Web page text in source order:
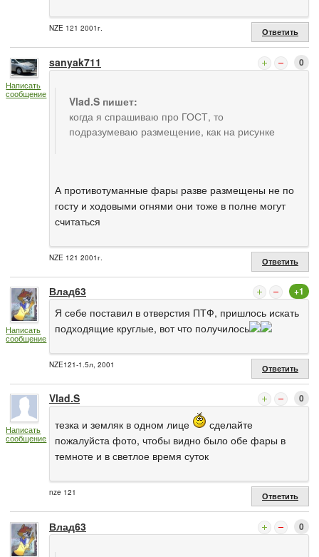
NZE 121 2001г. Ответить
Написать
сообщение
sanyak711 0
Vlad.S пишет:
когда я спрашиваю про ГОСТ, то
подразумеваю размещение, как на рисунке
А противотуманные фары разве размещены не по
госту и ходовыми огнями они тоже в полне могут
считаться
NZE 121 2001г. Ответить
Написать
сообщение
Влад63 +1
Я себе поставил в отверстия ПТФ, пришлось искать
подходящие круглые, вот что получилось
NZE121-1.5л, 2001 Ответить
Написать
сообщение
Vlad.S 0
тезка и земляк в одном лице
сделайте
пожалуйста фото, чтобы видно было обе фары в
темноте и в светлое время суток
nze 121 Ответить
Влад63 0